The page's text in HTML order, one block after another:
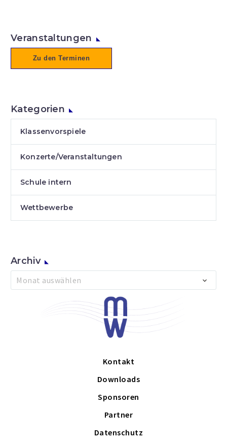
Veranstaltungen
Zu den Terminen
Kategorien
Klassenvorspiele
Konzerte/Veranstaltungen
Schule intern
Wettbewerbe
Archiv
Archiv
Monat auswählen
Kontakt
Downloads
Sponsoren
Partner
Datenschutz